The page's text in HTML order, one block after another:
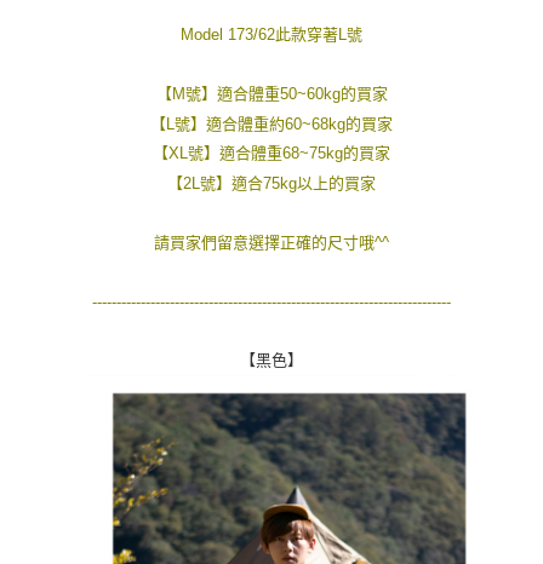
２．便利：只要手機號碼，簡訊認證，即可結帳。
【「AFTEE先享後付」結帳流程】
１．於結帳方式選擇「AFTEE先享後付」後，將跳轉至「AFTEE先享後付」
結帳頁面，進行簡訊認證並確認金額後，即可完成結帳。
２．訂單成立數日內，您將收到繳費通知簡訊。
３．收到繳費通知簡訊後14天內，點擊此簡訊中的連結，可透過四大超商／
※ 請注意：結帳手續完成當下不需立刻繳費，但若您需要取消訂單，請聯絡
購買商品的店家。未經商家同意取消之訂單仍視為有效，需透過AFTEE先享
１．透過由恩沛科技股份有限公司提供之「AFTEE先享後付」服務完成之交
易，需依本服務之必要範圍內提供個人資料，並將交易相關給付款項請求債
權轉讓予恩沛科技股份有限公司。
２．關於個人資料處理事宜，請瀏覽以下網址：
https://aftee.tw/terms/#terms3
３．未成年的使用者請事先徵得法定代理人或監護人之同意方可使用
「AFTEE先享後付」，若未經同意申辦者引起之損失，本公司不負相關責
每筆NT$80，滿NT$1,800(含以上)免運費
每筆NT$80，滿NT$1,800(含以上)免運費
每筆NT$80，滿NT$1,800(含以上)免運費
每筆NT$120，滿NT$3,000(含以上)免運費
Model 173/62此款穿著L號
【M號】適合體重50~60kg的買家
【L號】適合體重約60~68kg的買家
【XL號】適合體重68~75kg的買家
【2L號】適合75kg以上的買家
請買家們留意選擇正確的尺寸哦^^
--------------------------------------------------------------------------
【黑色】